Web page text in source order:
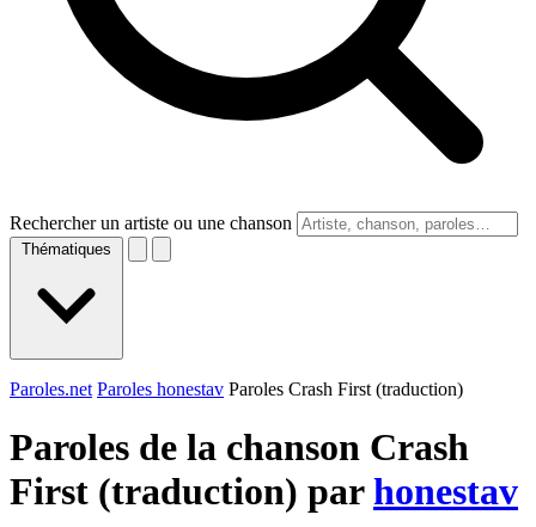
Rechercher un artiste ou une chanson
Thématiques
Paroles.net Paroles honestav Paroles Crash First (traduction)
Paroles de la chanson Crash
First (traduction) parhonestav